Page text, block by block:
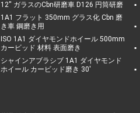
12'' ガラスのCbn研磨車 D126 円筒研磨
1A1 フラット 350mm グラス化 Cbn 磨
き車 鋼磨き用
ISO 1A1 ダイヤモンドホイール 500mm
カービッド 材料 表面磨き
シャインアブラシブ 1A1 ダイヤモンド
ホイール カービッド磨き 30'